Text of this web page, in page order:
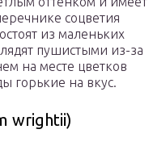
соцветия
из маленьких
пушистыми из-за
на месте цветков
горькие на вкус.
wrightii)